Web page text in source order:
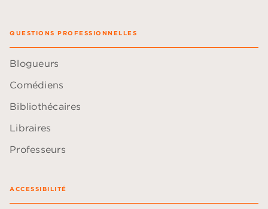
QUESTIONS PROFESSIONNELLES
Blogueurs
Comédiens
Bibliothécaires
Libraires
Professeurs
ACCESSIBILITÉ